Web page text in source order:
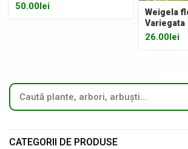
50.00lei
Weigela
Variegata
26.00 lei
CATEGORII DE PRODUSE